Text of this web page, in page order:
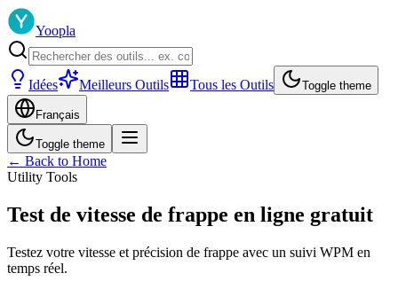
Yoopla
Idées Meilleurs Outils Tous les Outils Toggle theme
Français
Toggle theme
← Back to Home
Utility Tools
Test de vitesse de frappe en ligne gratuit
Testez votre vitesse et précision de frappe avec un suivi WPM en
temps réel.